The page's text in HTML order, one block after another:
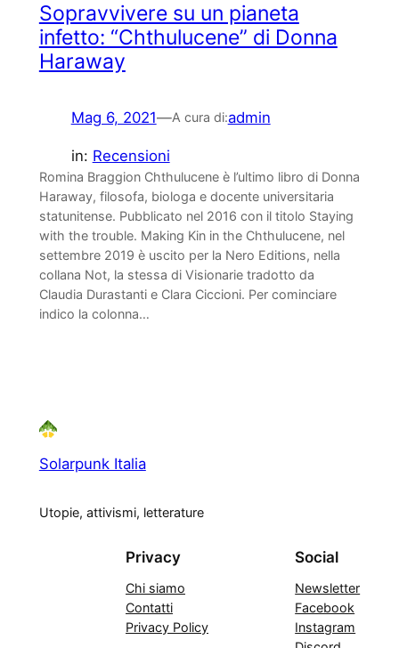
Sopravvivere su un pianeta
infetto: “Chthulucene” di Donna
Haraway
Mag 6, 2021—A cura di:admin
in: Recensioni
Romina Braggion Chthulucene è l’ultimo libro di Donna
Haraway, filosofa, biologa e docente universitaria
statunitense. Pubblicato nel 2016 con il titolo Staying
with the trouble. Making Kin in the Chthulucene, nel
settembre 2019 è uscito per la Nero Editions, nella
collana Not, la stessa di Visionarie tradotto da
Claudia Durastanti e Clara Ciccioni. Per cominciare
indico la colonna…
Solarpunk Italia
Utopie, attivismi, letterature
Privacy
Chi siamo
Contatti
Privacy Policy
Social
Newsletter
Facebook
Instagram